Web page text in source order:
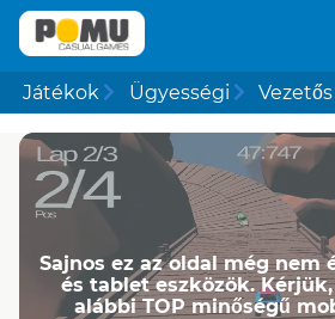
Játékok Ügyességi Vezetős
Sajnos ez az oldal még nem
és tablet eszközök.
alábbi TOP minőségű